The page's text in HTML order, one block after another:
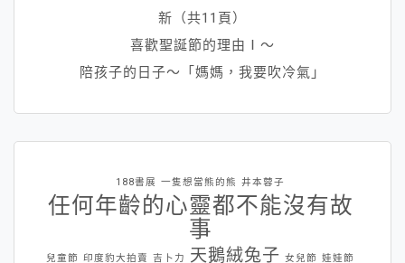
新（共11頁）
喜歡聖誕節的理由Ⅰ～
陪孩子的日子～「媽媽，我要吹冷氣」
188書展 一隻想當熊的熊 井本蓉子
任何年齡的心靈都不能沒有故
事
兒童節 印度豹大拍賣 吉卜力 天鵝絨兔子 女兒節 娃娃節